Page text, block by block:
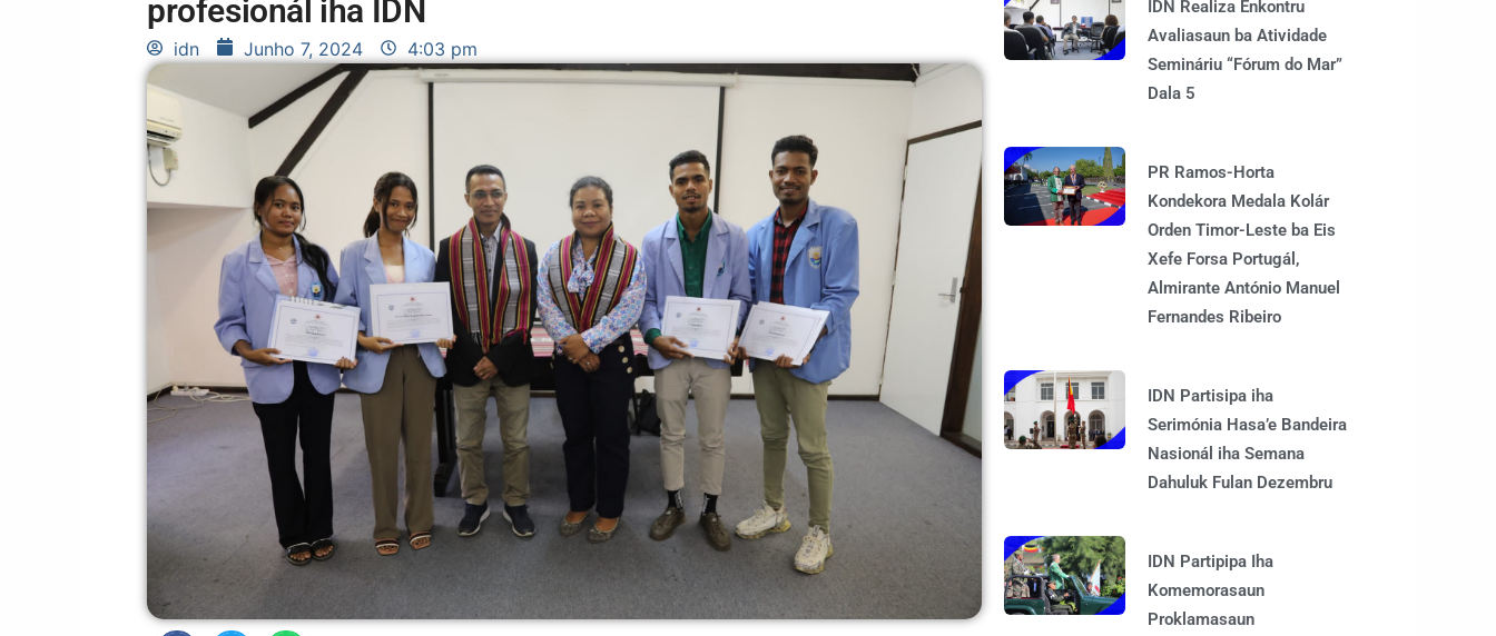
profesionál iha IDN
idn Junho 7, 2024 4:03 pm
IDN Realiza Enkontru
Avaliasaun ba Atividade
Semináriu “Fórum do Mar”
Dala 5
PR Ramos-Horta
Kondekora Medala Kolár
Orden Timor-Leste ba Eis
Xefe Forsa Portugál,
Almirante António Manuel
Fernandes Ribeiro
IDN Partisipa iha
Serimónia Hasa’e Bandeira
Nasionál iha Semana
Dahuluk Fulan Dezembru
IDN Partipipa Iha
Komemorasaun
Proklamasaun